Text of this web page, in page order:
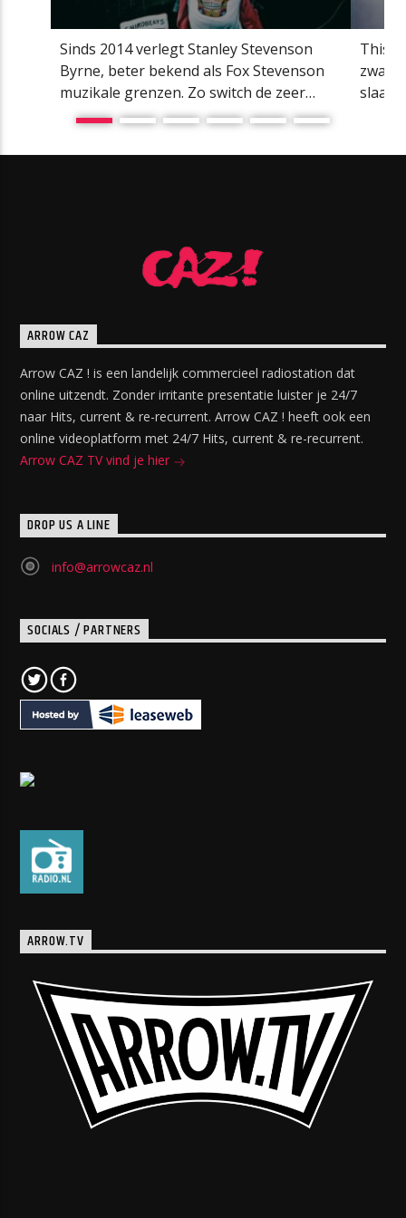
Sinds 2014 verlegt Stanley Stevenson
Byrne, beter bekend als Fox Stevenson
muzikale grenzen. Zo switch de zeer
getalenteerde Brit al jaren eenvoudig van
vervolgens door te pakken met fijne
This
slaan
ARROW CAZ
Arrow CAZ ! is een landelijk commercieel radiostation dat
online uitzendt. Zonder irritante presentatie luister je 24/7
naar Hits, current & re-recurrent. Arrow CAZ ! heeft ook een
online videoplatform met 24/7 Hits, current & re-recurrent.
Arrow CAZ TV vind je hier
DROP US A LINE
info@arrowcaz.nl
SOCIALS / PARTNERS
ARROW.TV